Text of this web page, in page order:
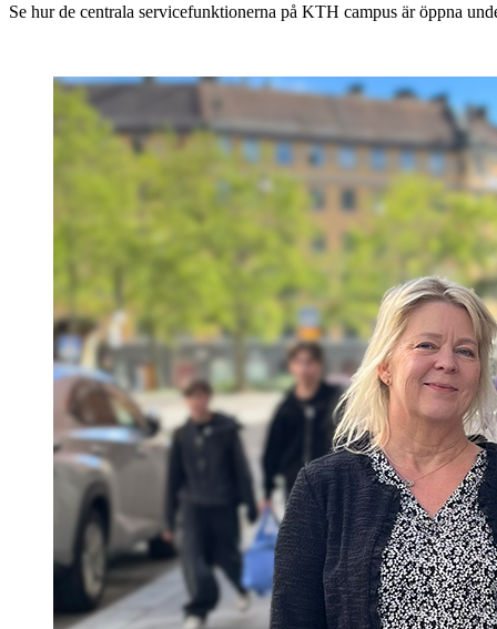
Se hur de centrala servicefunktionerna på KTH campus är öppna